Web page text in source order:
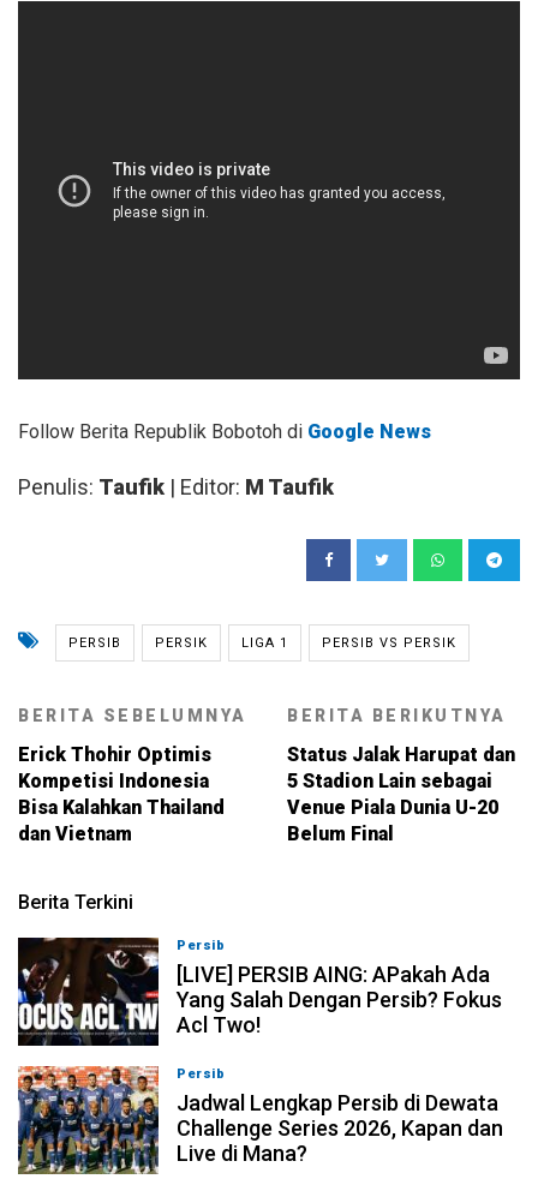
Follow Berita Republik Bobotoh di Google News
Penulis: Taufik | Editor: M Taufik
PERSIB PERSIK LIGA 1 PERSIB VS PERSIK
BERITA SEBELUMNYA
Erick Thohir Optimis
Kompetisi Indonesia
Bisa Kalahkan Thailand
dan Vietnam
BERITA BERIKUTNYA
Status Jalak Harupat dan
5 Stadion Lain sebagai
Venue Piala Dunia U-20
Belum Final
Berita Terkini
Persib
[LIVE] PERSIB AING: APakah Ada
Yang Salah Dengan Persib? Fokus
Acl Two!
Persib
Jadwal Lengkap Persib di Dewata
Challenge Series 2026, Kapan dan
Live di Mana?